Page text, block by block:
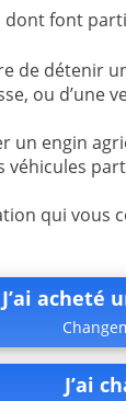
dont font
de détenir
ou d’une
un engin
véhicules
qui vous
J’ai acheté
J’ai